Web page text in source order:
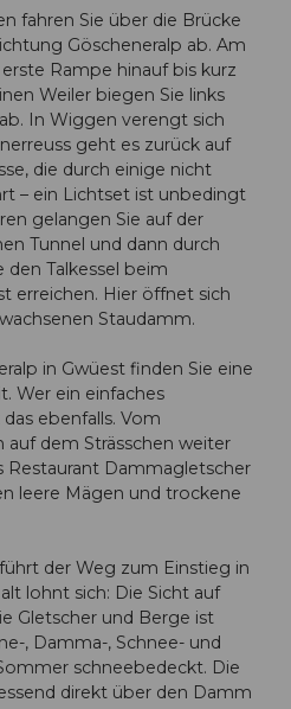
fahren Sie über die Brücke
Göscheneralp ab. Am
Rampe hinauf bis kurz
Weiler biegen Sie links
In Wiggen verengt sich
geht es zurück auf
die durch einige nicht
– ein Lichtset ist unbedingt
gelangen Sie auf der
Tunnel und dann durch
den Talkessel beim
erreichen. Hier öffnet sich
Staudamm.
in Gwüest finden Sie eine
Wer ein einfaches
ebenfalls. Vom
auf dem Strässchen weiter
Restaurant Dammagletscher
leere Mägen und trockene
der Weg zum Einstieg in
lohnt sich: Die Sicht auf
Gletscher und Berge ist
, Damma-, Schnee- und
schneebedeckt. Die
direkt über den Damm